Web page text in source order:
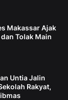
Makassar Ajak
Tolak Main
Untia Jalin
Rakyat,